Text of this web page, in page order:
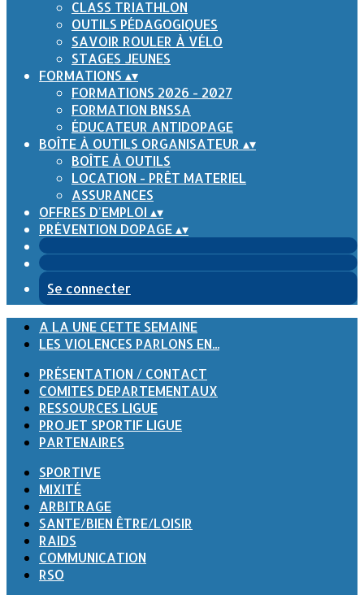
CLASS TRIATHLON
OUTILS PÉDAGOGIQUES
SAVOIR ROULER À VÉLO
STAGES JEUNES
FORMATIONS ▴▾
FORMATIONS 2026 - 2027
FORMATION BNSSA
ÉDUCATEUR ANTIDOPAGE
BOÎTE À OUTILS ORGANISATEUR ▴▾
BOÎTE À OUTILS
LOCATION - PRÊT MATERIEL
ASSURANCES
OFFRES D'EMPLOI ▴▾
PRÉVENTION DOPAGE▴▾
Se connecter
A LA UNE CETTE SEMAINE
LES VIOLENCES PARLONS EN...
PRÉSENTATION / CONTACT
COMITES DEPARTEMENTAUX
RESSOURCES LIGUE
PROJET SPORTIF LIGUE
PARTENAIRES
SPORTIVE
MIXITÉ
ARBITRAGE
SANTE/BIEN ÊTRE/LOISIR
RAIDS
COMMUNICATION
RSO